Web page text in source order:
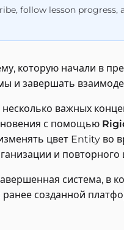
follow lesson progress,
которую начали в
и завершать
важных
с помощью
цвет Entity во
и
система, в
созданной